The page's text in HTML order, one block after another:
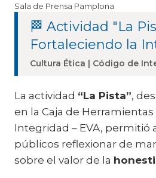
Sala de Prensa Pamplona
🏁 Actividad "La
Fortaleciendo la
Cultura Ética | Código de
La actividad “La Pista”,
en la Caja de
Integridad – EVA, permitió
públicos reflexionar de
sobre el valor de la